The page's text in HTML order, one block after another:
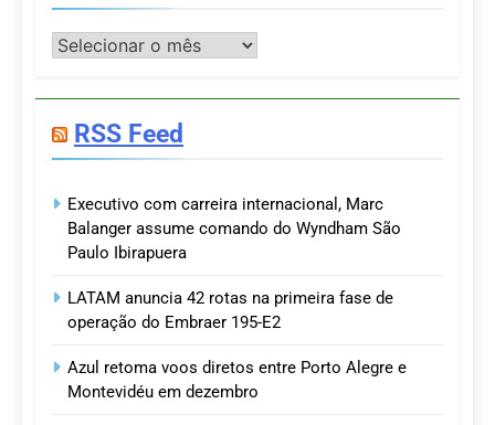
Postagens
RSS Feed
Executivo com carreira internacional, Marc
Balanger assume comando do Wyndham São
Paulo Ibirapuera
LATAM anuncia 42 rotas na primeira fase de
operação do Embraer 195-E2
Azul retoma voos diretos entre Porto Alegre e
Montevidéu em dezembro